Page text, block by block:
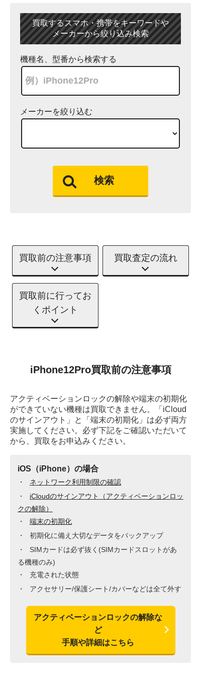
買取するスマホ・携帯をキーワードや
メーカーから絞り込み検索
機種名、型番から検索する
メーカーを絞り込む
検索
買取前の注意事項 買取査定の流れ
買取前に行ってお
くポイント
iPhone12Pro買取前の注意事項
アクティベーションロックの解除や端末の初期化
ができていない機種は買取できません。
「iCloud
のサインアウト」と「端末の初期化」は必ず両方
実施してください。 必ず下記をご確認いただいて
から、買取をお申込みください。
iOS（iPhone）の場合
ネットワーク利用制限の確認
iCloudのサインアウト（アクティベーションロッ
クの解除）
端末の初期化
初期化に備え大切なデータをバックアップ
SIMカードは必ず抜く(SIMカードスロットがあ
る機種のみ)
充電された状態
アクセサリー/保護シート/カバーなどは全て外す
アクティベーションロックの解除な
ど
手順や詳細はこちら